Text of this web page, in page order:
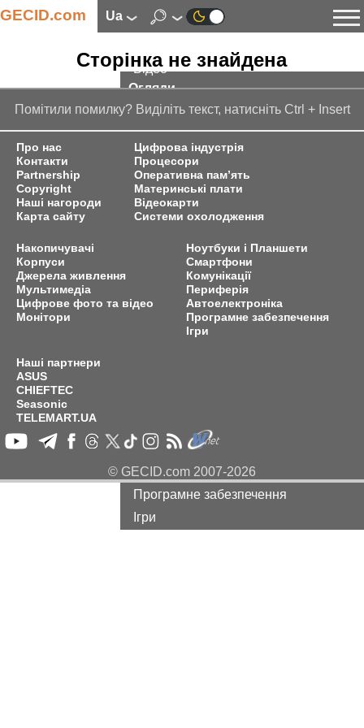
GECID.com ua
Відео
Огляди
Цифрова індустрія
Процесори
Оперативна пам’ять
Материнські плати
Відеокарти
Системи охолодження
Накопичувачі
Джерела живлення
Мультимедіа
Цифрове фото та відео
Периферія
Автоелектроніка
Програмне забезпечення
Ігри
Сторінка не знайдена
Помітили помилку? Виділіть текст, натисніть Ctrl + Insert
Про нас
Контакти
Partnership
Copyright
Наші нагороди
Карта сайту
Цифрова індустрія
Процесори
Оперативна пам’ять
Материнські плати
Відеокарти
Системи охолодження
Накопичувачі
Корпуси
Джерела живлення
Мультимедіа
Цифрове фото та відео
Монітори
Ноутбуки і Планшети
Смартфони
Комунікації
Периферія
Автоелектроніка
Програмне забезпечення
Ігри
Наші партнери
ASUS
CHIEFTEC
Seasonic
TELEMART.UA
© GECID.com 2007-2026